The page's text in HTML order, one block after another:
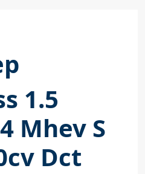
1.5
Mhev S
Dct